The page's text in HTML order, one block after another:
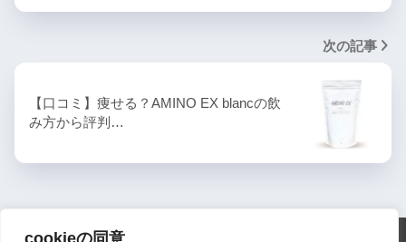
cookieの同意
次の記事
【口コミ】痩せる？AMINO EX blancの飲
み方から評判…